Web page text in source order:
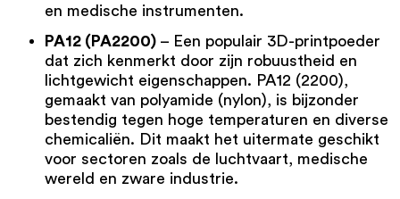
en medische instrumenten.
PA12 (PA2200) – Een populair 3D-printpoeder
dat zich kenmerkt door zijn robuustheid en
lichtgewicht eigenschappen. PA12 (2200),
gemaakt van polyamide (nylon), is bijzonder
bestendig tegen hoge temperaturen en diverse
chemicaliën. Dit maakt het uitermate geschikt
voor sectoren zoals de luchtvaart, medische
wereld en zware industrie.